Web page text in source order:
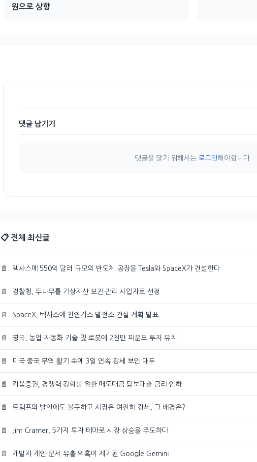
원으로 상향
댓글 남기기
댓글을 달기 위해서는 로그인해야합니다.
📋 전체 최신글
📄 텍사스에 550억 달러 규모의 반도체 공장을 Tesla와 SpaceX가 건설한다
📄 경찰청, 두나무를 가상자산 보관·관리 사업자로 선정
📄 SpaceX, 텍사스에 천연가스 발전소 건설 계획 발표
📄 영국, 농업 자동화 기술 및 로봇에 2천만 파운드 투자 유치
📄 미국·중국 무역 활기 속에 3일 연속 강세 보인 대두
📄 키움증권, 경쟁력 강화를 위한 매도대금 담보대출 금리 인하
📄 트럼프의 발언에도 불구하고 시장은 여전히 강세, 그 배경은?
📄 Jim Cramer, 5가지 투자 테마로 시장 상승을 주도하다
📄 개발자 개인 문서 유출 의혹이 제기된 Google Gemini